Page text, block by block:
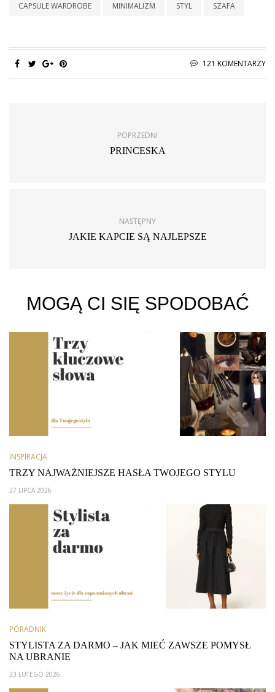
CAPSULE WARDROBE MINIMALIZM STYL SZAFA
121 KOMENTARZY
POPRZEDNI
PRINCESKA
NASTĘPNY
JAKIE KAPCIE SĄ NAJLEPSZE
MOGĄ CI SIĘ SPODOBAĆ
INSPIRACJA
TRZY NAJWAŻNIEJSZE HASŁA TWOJEGO STYLU
27 LIPCA 2026
PORADNIK
STYLISTA ZA DARMO – JAK MIEĆ ZAWSZE POMYSŁ
NA UBRANIE
23 LUTEGO 2026